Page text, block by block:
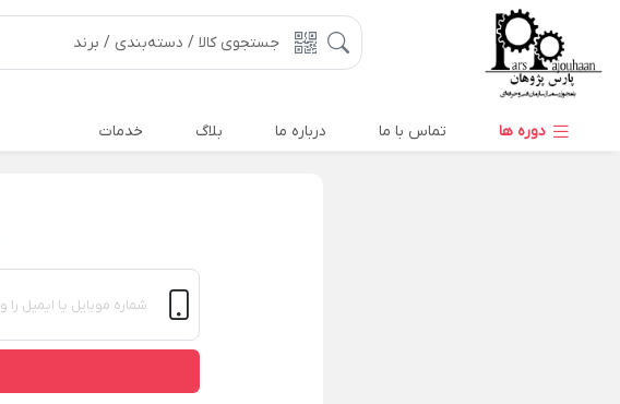
دوره ها تماس با ما درباره ما بلاگ خدمات